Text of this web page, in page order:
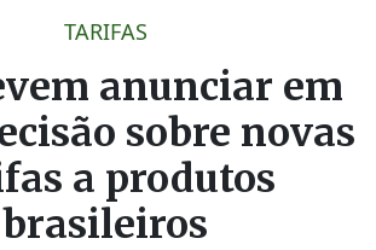
TARIFAS
anunciar em
sobre novas
a produtos
brasileiros